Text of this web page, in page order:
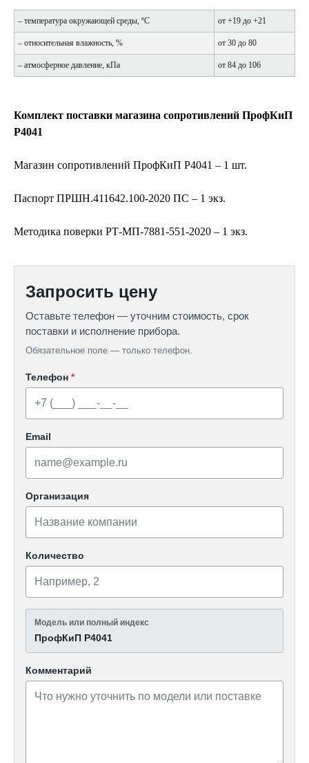
– температура окружающей среды, ºС от +19 до +21
– относительная влажность, % от 30 до 80
– атмосферное давление, кПа от 84 до 106
Комплект поставки магазина сопротивлений ПрофКиП
Р4041
Магазин сопротивлений ПрофКиП Р4041 – 1 шт.
Паспорт ПРШН.411642.100-2020 ПС – 1 экз.
Методика поверки РТ-МП-7881-551-2020 – 1 экз.
Запросить цену
Оставьте телефон — уточним стоимость, срок
поставки и исполнение прибора.
Обязательное поле — только телефон.
Телефон *
Email
Организация
Количество
Модель или полный индекс
ПрофКиП Р4041
Комментарий